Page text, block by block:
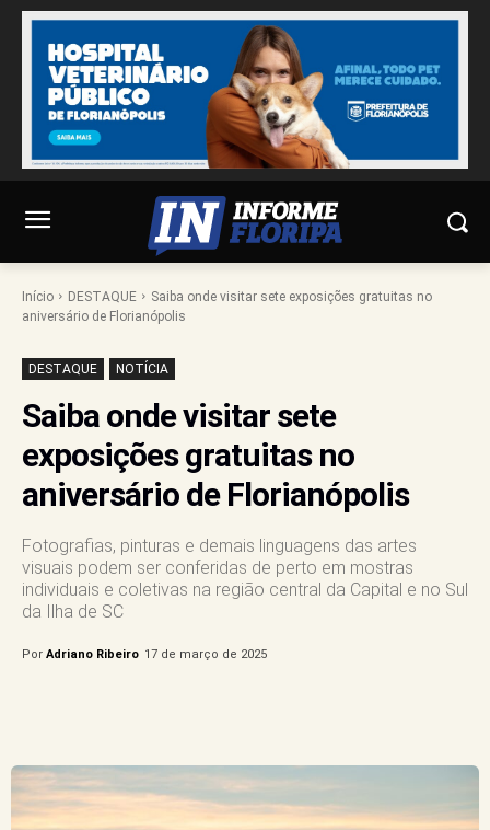
Início DESTAQUE
Saiba onde visitar sete exposições gratuitas no
aniversário de Florianópolis
DESTAQUE NOTÍCIA
Saiba onde visitar sete
exposições gratuitas no
aniversário de Florianópolis
Fotografias, pinturas e demais linguagens das artes
visuais podem ser conferidas de perto em mostras
individuais e coletivas na região central da Capital e no Sul
da Ilha de SC
Por Adriano Ribeiro 17 de março de 2025